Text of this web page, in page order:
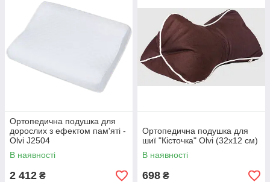
Ортопедична подушка для
дорослих з ефектом пам'яті -
Olvi J2504
В наявності
2 412 ₴
Ортопедична подушка для
шиї "Кісточка" Olvi (32х12 см)
В наявності
698 ₴